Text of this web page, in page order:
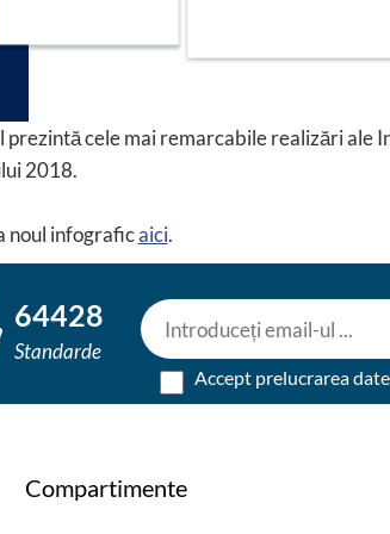
cele mai remarcabile realizări ale
2018.
noul infograficaici.
64428
Standarde
Accept prelucrarea
Compartimente